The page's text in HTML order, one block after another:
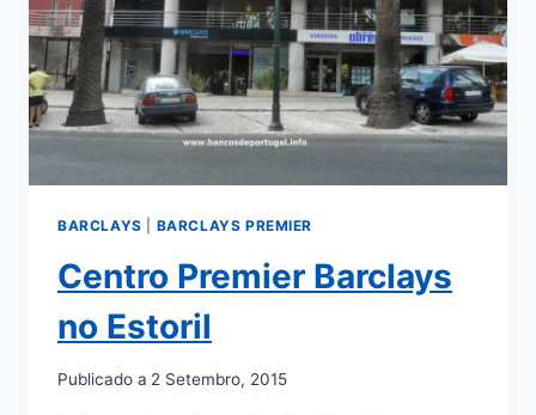
BARCLAYS BARCLAYS PREMIER
Centro Premier Barclays
no Estoril
Publicado a 2 Setembro, 2015